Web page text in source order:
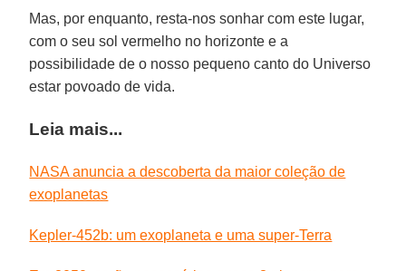
Mas, por enquanto, resta-nos sonhar com este lugar,
com o seu sol vermelho no horizonte e a
possibilidade de o nosso pequeno canto do Universo
estar povoado de vida.
Leia mais...
NASA anuncia a descoberta da maior coleção de
exoplanetas
Kepler-452b: um exoplaneta e uma super-Terra